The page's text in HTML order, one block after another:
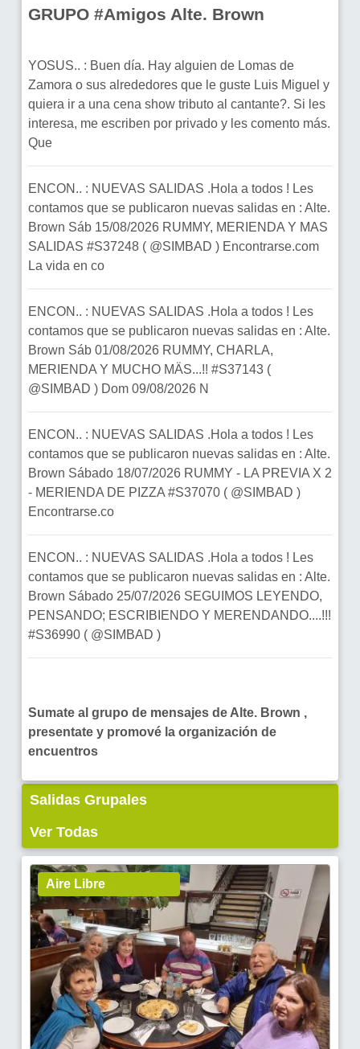
GRUPO #Amigos Alte. Brown
YOSUS.. : Buen día. Hay alguien de Lomas de
Zamora o sus alrededores que le guste Luis Miguel y
quiera ir a una cena show tributo al cantante?. Si les
interesa, me escriben por privado y les comento más.
Que
ENCON.. : NUEVAS SALIDAS .Hola a todos ! Les
contamos que se publicaron nuevas salidas en : Alte.
Brown Sáb 15/08/2026 RUMMY, MERIENDA Y MAS
SALIDAS #S37248 ( @SIMBAD ) Encontrarse.com
La vida en co
ENCON.. : NUEVAS SALIDAS .Hola a todos ! Les
contamos que se publicaron nuevas salidas en : Alte.
Brown Sáb 01/08/2026 RUMMY, CHARLA,
MERIENDA Y MUCHO MÄS...!! #S37143 (
@SIMBAD ) Dom 09/08/2026 N
ENCON.. : NUEVAS SALIDAS .Hola a todos ! Les
contamos que se publicaron nuevas salidas en : Alte.
Brown Sábado 18/07/2026 RUMMY - LA PREVIA X 2
- MERIENDA DE PIZZA #S37070 ( @SIMBAD )
Encontrarse.co
ENCON.. : NUEVAS SALIDAS .Hola a todos ! Les
contamos que se publicaron nuevas salidas en : Alte.
Brown Sábado 25/07/2026 SEGUIMOS LEYENDO,
PENSANDO; ESCRIBIENDO Y MERENDANDO....!!!
#S36990 ( @SIMBAD )
Sumate al grupo de mensajes de Alte. Brown ,
presentate y promové la organización de
encuentros
Salidas Grupales
Ver Todas
Aire Libre